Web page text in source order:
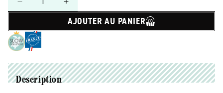
Réduire
de
Comme
-
-
Augmenter
la
quantité
-
-
AJOUTER AU PANIER
Description